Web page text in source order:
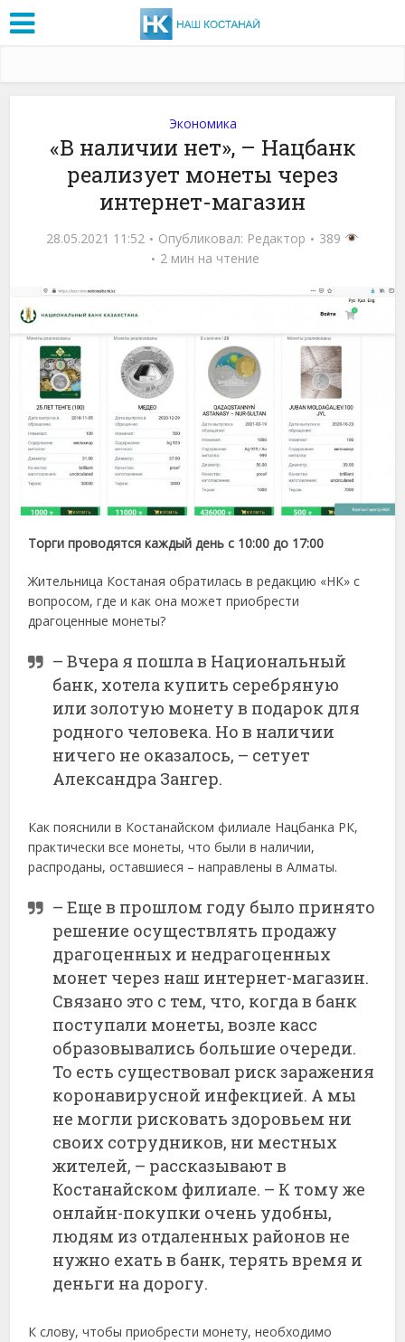
Экономика
«В наличии нет», – Нацбанк
реализует монеты через
интернет-магазин
28.05.2021 11:52 Опубликовал: Редактор
389
2 мин на чтение
Торги проводятся каждый день с 10:00 до 17:00
Жительница Костаная обратилась в редакцию «НК» с
вопросом, где и как она может приобрести
драгоценные монеты?
– Вчера я пошла в Национальный
банк, хотела купить серебряную
или золотую монету в подарок для
родного человека. Но в наличии
ничего не оказалось, – сетует
Александра Зангер.
Как пояснили в Костанайском филиале Нацбанка РК,
практически все монеты, что были в наличии,
распроданы, оставшиеся – направлены в Алматы.
– Еще в прошлом году было принято
решение осуществлять продажу
драгоценных и недрагоценных
монет через наш интернет-магазин.
Связано это с тем, что, когда в банк
поступали монеты, возле касс
образовывались большие очереди.
То есть существовал риск заражения
коронавирусной инфекцией. А мы
не могли рисковать здоровьем ни
своих сотрудников, ни местных
жителей, – рассказывают в
Костанайском филиале. – К тому же
онлайн-покупки очень удобны,
людям из отдаленных районов не
нужно ехать в банк, терять время и
деньги на дорогу.
К слову, чтобы приобрести монету, необходимо